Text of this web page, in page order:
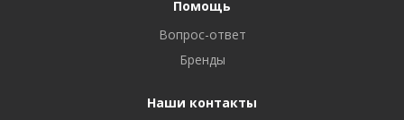
Помощь
Вопрос-ответ
Бренды
Наши контакты